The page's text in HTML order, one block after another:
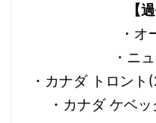
【
・オ
・ニ
・カナダ トロン
・カナダ ケベ